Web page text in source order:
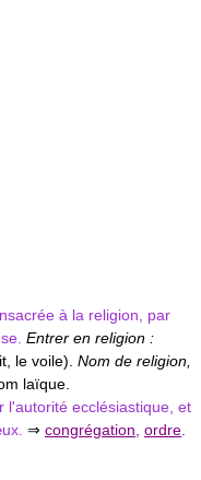
à la religion, par
Entrer en religion :
le voile). Nom de religion,
laïque.
l'autorité ecclésiastique, et
⇒ congrégation ordre